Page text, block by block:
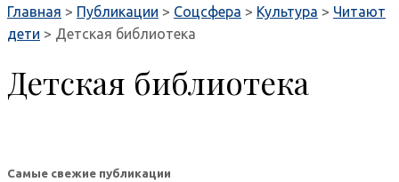
Главная > Публикации > Соцсфера > Культура > Читают
дети > Детская библиотека
Детская библиотека
Самые свежие публикации